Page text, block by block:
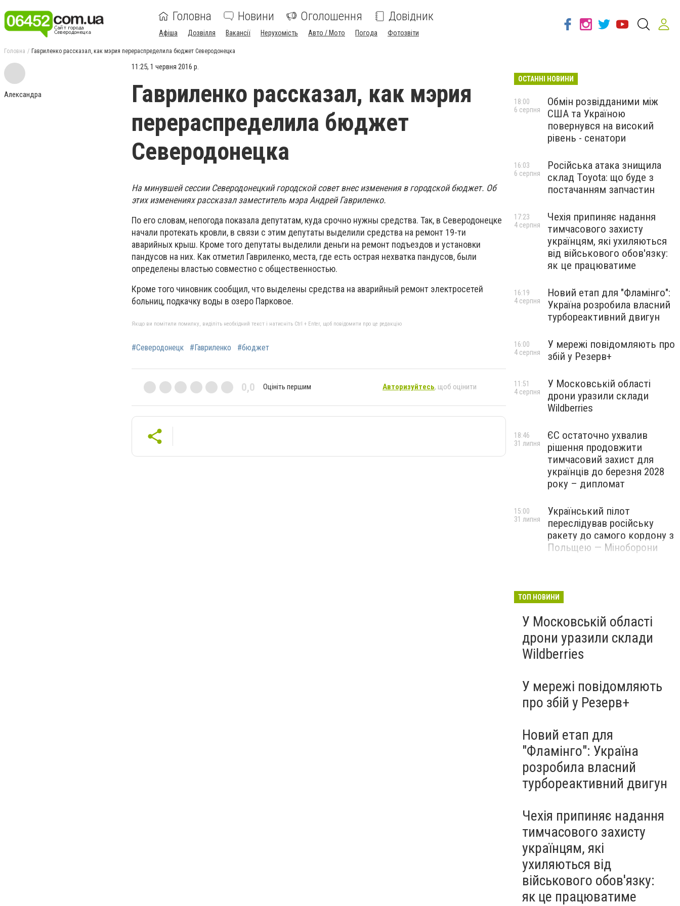
Головна Новини Оголошення Довідник
Афіша Дозвілля Вакансії Нерухомість Авто / Мото Погода Фотозвіти
Головна Гавриленко рассказал, как мэрия перераспределила бюджет Северодонецка
Александра
11:25, 1 червня 2016 р.
Гавриленко рассказал, как мэрия
перераспределила бюджет
Северодонецка
На минувшей сессии Северодонецкий городской совет внес изменения в городской бюджет. Об
этих изменениях рассказал заместитель мэра Андрей Гавриленко.
По его словам, непогода показала депутатам, куда срочно нужны средства. Так, в Северодонецке
начали протекать кровли, в связи с этим депутаты выделили средства на ремонт 19-ти
аварийных крыш. Кроме того депутаты выделили деньги на ремонт подъездов и установки
пандусов на них. Как отметил Гавриленко, места, где есть острая нехватка пандусов, были
определены властью совместно с общественностью.
Кроме того чиновник сообщил, что выделены средства на аварийный ремонт электросетей
больниц, подкачку воды в озеро Парковое.
Якщо ви помітили помилку, виділіть необхідний текст і натисніть Ctrl + Enter, щоб повідомити про це редакцію
#Северодонецк #Гавриленко #бюджет
0,0 Оцініть першим Авторизуйтесь, щоб оцінити
ОСТАННІ НОВИНИ
Обмін розвідданими між
США та Україною
повернувся на високий
рівень - сенатори
18:00
6 серпня
Російська атака знищила
склад Toyota: що буде з
постачанням запчастин
16:03
6 серпня
Чехія припиняє надання
тимчасового захисту
українцям, які ухиляються
від військового обов'язку:
як це працюватиме
17:23
4 серпня
Новий етап для "Фламінго":
Україна розробила власний
турбореактивний двигун
16:19
4 серпня
У мережі повідомляють про
збій у Резерв+
16:00
4 серпня
У Московській області
дрони уразили склади
Wildberries
11:51
4 серпня
ЄС остаточно ухвалив
рішення продовжити
тимчасовий захист для
українців до березня 2028
року – дипломат
18:46
31 липня
Український пілот
переслідував російську
ракету до самого кордону з
Польщею — Міноборони
15:00
31 липня
ТОП НОВИНИ
У Московській області
дрони уразили склади
Wildberries
У мережі повідомляють
про збій у Резерв+
Новий етап для
"Фламінго": Україна
розробила власний
турбореактивний двигун
Чехія припиняє надання
тимчасового захисту
українцям, які
ухиляються від
військового обов'язку:
як це працюватиме